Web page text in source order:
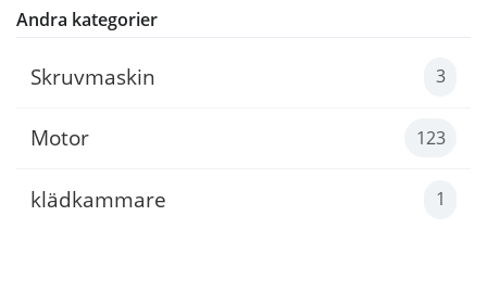
Andra kategorier
Skruvmaskin 3
Motor 123
klädkammare 1